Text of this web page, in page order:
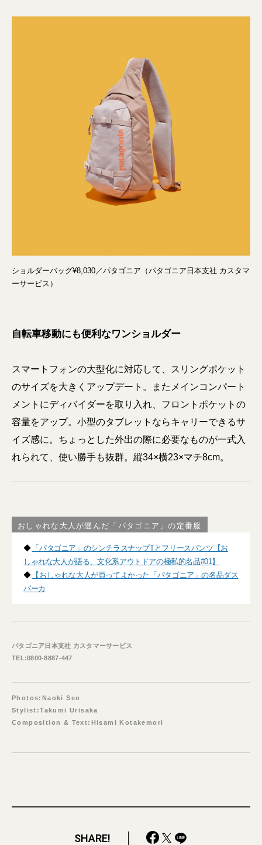
ショルダーバッグ¥8,030／パタゴニア（パタゴニア日本支社 カスタマ
ーサービス）
自転車移動にも便利なワンショルダー
スマートフォンの大型化に対応して、スリングポケット
のサイズを大きくアップデート。またメインコンパート
メントにディバイダーを取り入れ、フロントポケットの
容量をアップ。小型のタブレットならキャリーできるサ
イズ感に。ちょっとした外出の際に必要なものが一式入
れられて、使い勝手も抜群。縦34×横23×マチ8cm。
おしゃれな大人が選んだ「パタゴニア」の定番服
◆ 「パタゴニア」のシンチラスナップTとフリースパンツ【お
しゃれな大人が語る、文化系アウトドアの極私的名品#01】
◆ 【おしゃれな大人が買ってよかった「パタゴニア」の名品ダス
パーカ
パタゴニア日本支社 カスタマーサービス
TEL:0800-8887-447
Photos:Naoki Seo
Stylist:Takumi Urisaka
Composition & Text:Hisami Kotakemori
SHARE!